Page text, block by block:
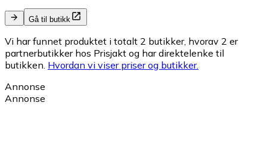
Gå til butikk
Vi har funnet produktet i totalt 2 butikker, hvorav 2 er
partnerbutikker hos Prisjakt og har direktelenke til
butikken. Hvordan vi viser priser og butikker.
Annonse
Annonse